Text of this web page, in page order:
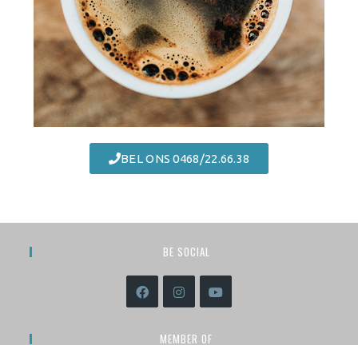
BEL ONS 0468/22.66.38
BE SOCIAL
MEMBER OF